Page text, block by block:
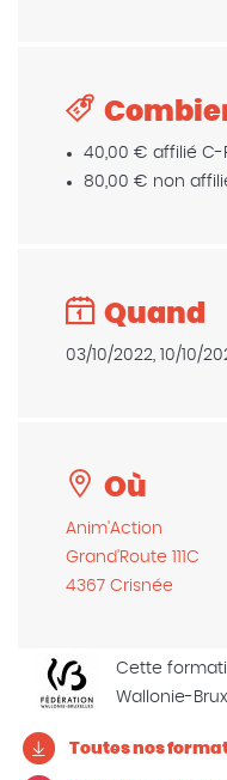
40,00 € affilié C-
80,00 € non
Quand
03/10/2022, 10/10/
Où
Anim'Action
Grand'Route 111C
4367 Crisnée
Cette
Wallonie-
Toutes nos